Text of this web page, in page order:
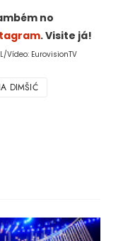
no
. Visite já!
Vídeo: EurovisionTV
DIMŠIĆ